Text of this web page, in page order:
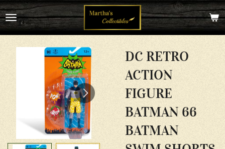
Ga
direct
naar
DC RETRO
ACTION
FIGURE
BATMAN 66
BATMAN